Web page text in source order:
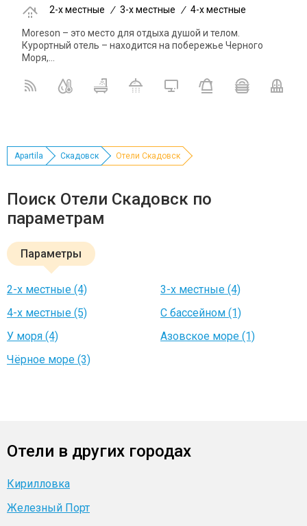
2-x местные
/ 3-x местные / 4-x местные
Moreson – это место для отдыха душой и телом.
Курортный отель – находится на побережье Черного
Моря,...
Apartila Скадовск Отели Скадовск
Поиск Отели Скадовск по
параметрам
Параметры
2-х местные (4)
3-х местные (4)
4-х местные (5)
С бассейном (1)
У моря (4)
Азовское море (1)
Чёрное море (3)
Отели в других городах
Кирилловка
Железный Порт